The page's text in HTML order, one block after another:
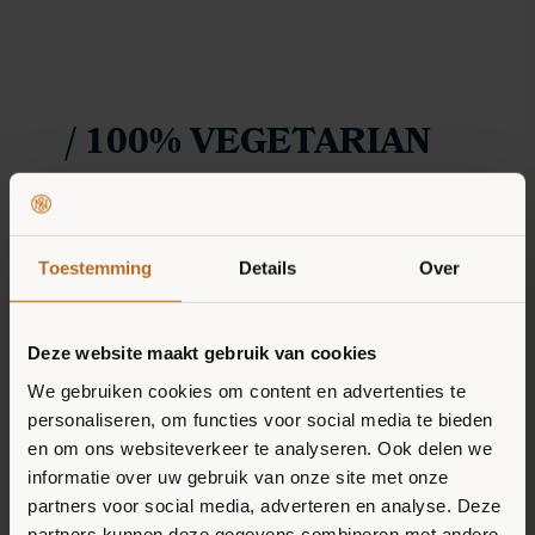
Toestemming Details Over
Deze website maakt gebruik van cookies
We gebruiken cookies om content en advertenties te
personaliseren, om functies voor social media te bieden
en om ons websiteverkeer te analyseren. Ook delen we
informatie over uw gebruik van onze site met onze
partners voor social media, adverteren en analyse. Deze
/ 100% VEGETARIAN
/ MADE WITH
WHOLEGRAIN
/ LOTS OF
VEGETABLES
ONZE MISSIE
VERKOOPPUNTEN
NIEUWS